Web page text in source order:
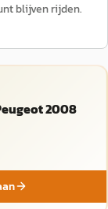
blijven rijden.
2008